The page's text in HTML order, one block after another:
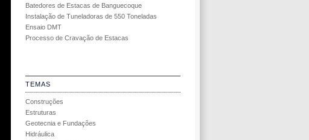
Batedores de Estacas de Banguecoque
Instalação de Tuneladoras de 550 Toneladas
Ensaio DMT
Processo de Cravação de Estacas
TEMAS
Construções
Estruturas
Geotecnia e Fundações
Hidráulica